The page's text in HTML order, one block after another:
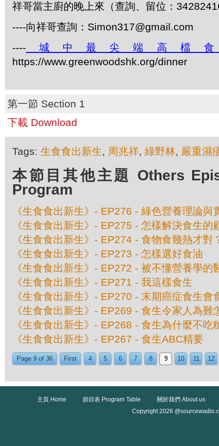
祥哥當主廚的晚上來（查詢、留位：
----向祥哥查詢：Simon317@gmail.com
---- 城中最尖端高檔
https://www.greenwoodshk.org/dinner
第一節 Section 1
下載 Download
Tags: 生食食出新生, 周兆祥, 綠野林, 嚴重濕
本節目其他主題 Others
Program
《生食食出新生》- EP276 - 綠色營養理論與
《生食食出新生》- EP275 - 怎樣解決食生的
《生食食出新生》- EP274 - 食物食幾熱才對
《生食食出新生》- EP273 - 怎樣選好食油
《生食食出新生》- EP272 - 被不懂營養學的
《生食食出新生》- EP271 - 我這樣食生
《生食食出新生》- EP270 - 末期癌症食生會
《生食食出新生》- EP269 - 食生令家人為難
《生食食出新生》- EP268 - 食生為什麼不吃
《生食食出新生》- EP267 - 食生ABC精要
Page 9 of 36 First 4 5 6 7 8 9 10 11 12
主頁 Home 節目表 Program Table
關於我們 About us
Copyright 2026